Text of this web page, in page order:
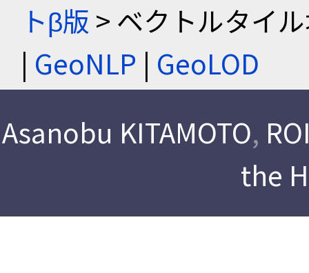
トβ版 > ベクトルタイ
| GeoNLP | GeoLOD
Asanobu KITAMOTO,
the